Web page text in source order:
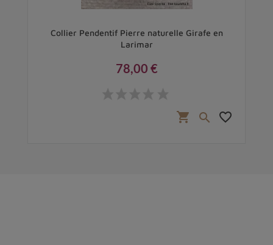
Collier Pendentif Pierre naturelle Girafe en
Larimar
78,00 €
shopping_cart  favorite_border